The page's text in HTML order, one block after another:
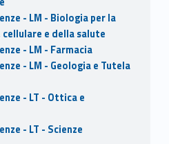
- LM - Biologia per la
e della salute
- LM - Farmacia
- LM - Geologia e Tutela
- LT - Ottica e
- LT - Scienze